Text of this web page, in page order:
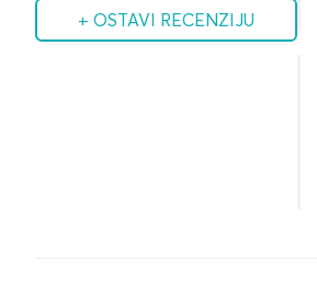
+ OSTAVI RECENZIJU